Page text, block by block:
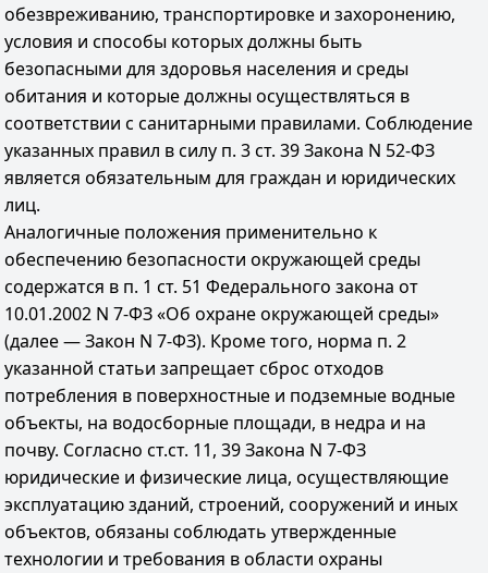
обезвреживанию, транспортировке и захоронению,
условия и способы которых должны быть
безопасными для здоровья населения и среды
обитания и которые должны осуществляться в
соответствии с санитарными правилами. Соблюдение
указанных правил в силу п. 3 ст. 39 Закона N 52-ФЗ
является обязательным для граждан и юридических
лиц.
Аналогичные положения применительно к
обеспечению безопасности окружающей среды
содержатся в п. 1 ст. 51 Федерального закона от
10.01.2002 N 7-ФЗ «Об охране окружающей среды»
(далее — Закон N 7-ФЗ). Кроме того, норма п. 2
указанной статьи запрещает сброс отходов
потребления в поверхностные и подземные водные
объекты, на водосборные площади, в недра и на
почву. Согласно ст.ст. 11, 39 Закона N 7-ФЗ
юридические и физические лица, осуществляющие
эксплуатацию зданий, строений, сооружений и иных
объектов, обязаны соблюдать утвержденные
технологии и требования в области охраны